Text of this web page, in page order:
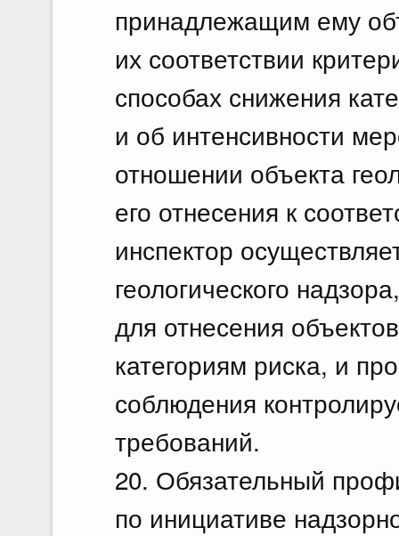
принадлежащим ему
их соответствии
способах снижения
и об интенсивности
отношении объекта
его отнесения к
инспектор
геологического
для отнесения
категориям риска, и
соблюдения
требований.
20. Обязательный
по инициативе